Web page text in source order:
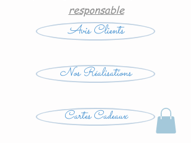
responsable
Avis Clients
Nos Réalisations
Cartes Cadeaux